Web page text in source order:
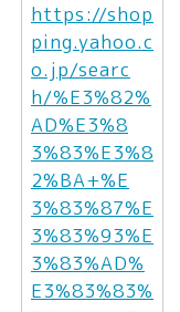
https://shop
ping.yahoo.c
o.jp/searc
h/%E3%82%
AD%E3%8
3%83%E3%8
2%BA+%E
3%83%87%E
3%83%93%E
3%83%AD%
E3%83%83%